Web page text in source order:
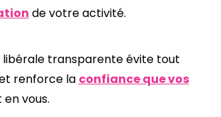
de votre activité.
libérale transparente évite tout
renforce la confiance que vos
vous.